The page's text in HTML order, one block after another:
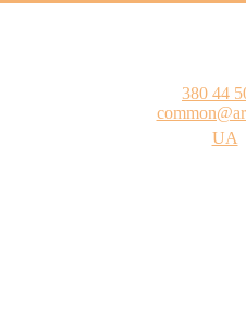
380 44
UA